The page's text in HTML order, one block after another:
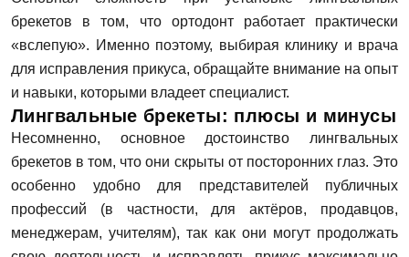
брекетов в том, что ортодонт работает практически
«вслепую». Именно поэтому, выбирая клинику и врача
для исправления прикуса, обращайте внимание на опыт
и навыки, которыми владеет специалист.
Лингвальные брекеты: плюсы и минусы
Несомненно, основное достоинство лингвальных
брекетов в том, что они скрыты от посторонних глаз. Это
особенно удобно для представителей публичных
профессий (в частности, для актёров, продавцов,
менеджерам, учителям), так как они могут продолжать